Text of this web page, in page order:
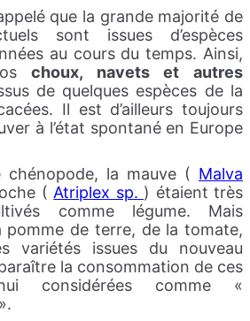
que la grande majorité de
sont issues d’espèces
au cours du temps. Ainsi,
choux, navets et autres
de quelques espèces de la
Il est d’ailleurs toujours
à l’état spontané en Europe
chénopode, la mauve ( Malva
(Atriplex sp. ) étaient très
comme légume. Mais
pomme de terre, de la tomate,
variétés issues du nouveau
la consommation de ces
considérées comme «